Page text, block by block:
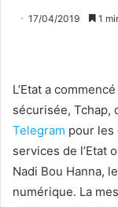
17/04/2019 1
L’Etat a
sécurisée, Tchap,
Telegram pour les
services de l’Etat
Nadi Bou Hanna,
numérique. La